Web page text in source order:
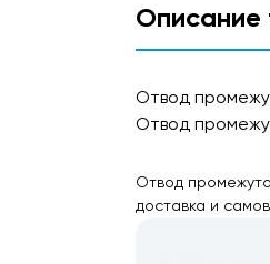
Описание
Отвод
Отвод
Отвод
доставка и